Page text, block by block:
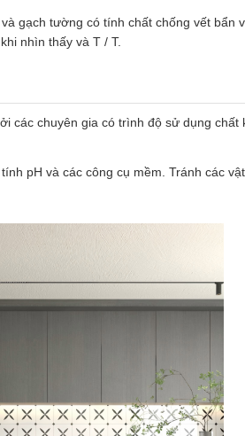
gạch tường có tính chất chống vết
nhìn thấy và T / T.
các chuyên gia có trình độ sử dụng
pH và các công cụ mềm. Tránh các